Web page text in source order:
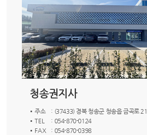
청송권지사
주소
: (37433) 경북 청송군 청송읍 금곡로 21
TEL
: 054-870-0124
FAX
: 054-870-0398